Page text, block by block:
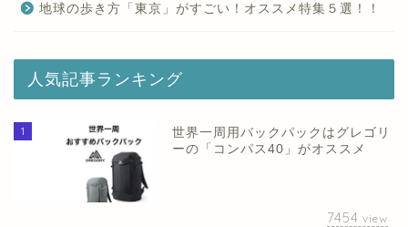
地球の歩き方「東京」がすごい！オススメ特集５選！！
人気記事ランキング
1
世界一周用バックパックはグレゴリ
ーの「コンパス40」がオススメ
7454 view